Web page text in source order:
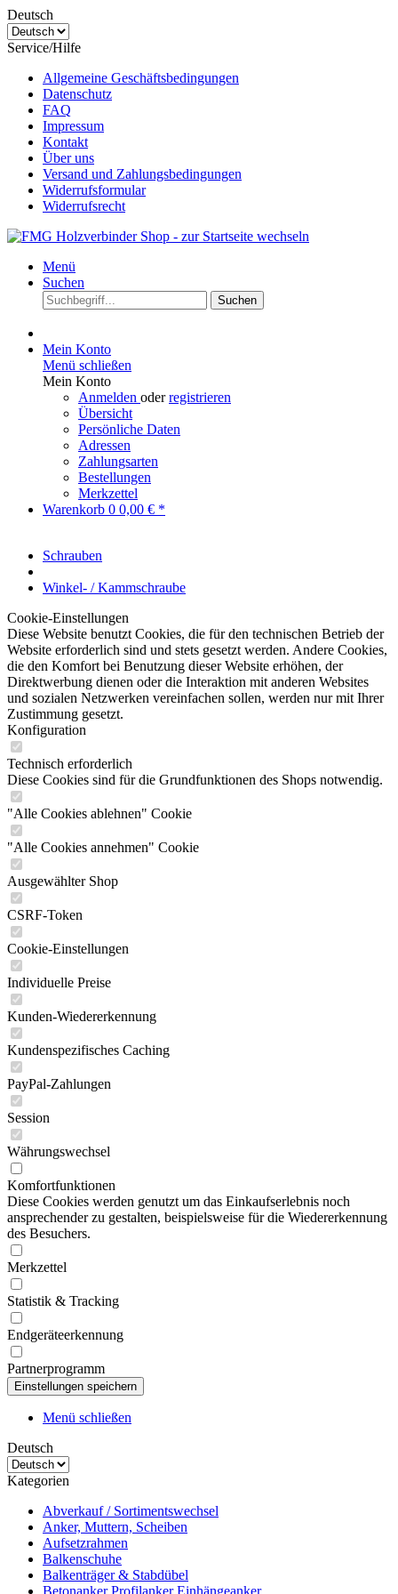
Deutsch
Service/Hilfe
Allgemeine Geschäftsbedingungen
Datenschutz
FAQ
Impressum
Kontakt
Über uns
Versand und Zahlungsbedingungen
Widerrufsformular
Widerrufsrecht
Menü
Suchen
Suchen
Mein Konto
Menü schließen
Mein Konto
Anmelden oderregistrieren
Übersicht
Persönliche Daten
Adressen
Zahlungsarten
Bestellungen
Merkzettel
Warenkorb 0 0,00 € *
Schrauben
Winkel- / Kammschraube
Cookie-Einstellungen
Diese Website benutzt Cookies, die für den technischen Betrieb der
Website erforderlich sind und stets gesetzt werden. Andere Cookies,
die den Komfort bei Benutzung dieser Website erhöhen, der
Direktwerbung dienen oder die Interaktion mit anderen Websites
und sozialen Netzwerken vereinfachen sollen, werden nur mit Ihrer
Zustimmung gesetzt.
Konfiguration
Technisch erforderlich
Diese Cookies sind für die Grundfunktionen des Shops notwendig.
"Alle Cookies ablehnen" Cookie
"Alle Cookies annehmen" Cookie
Ausgewählter Shop
CSRF-Token
Cookie-Einstellungen
Individuelle Preise
Kunden-Wiedererkennung
Kundenspezifisches Caching
PayPal-Zahlungen
Session
Währungswechsel
Komfortfunktionen
Diese Cookies werden genutzt um das Einkaufserlebnis noch
ansprechender zu gestalten, beispielsweise für die Wiedererkennung
des Besuchers.
Merkzettel
Statistik & Tracking
Endgeräteerkennung
Partnerprogramm
Menü schließen
Deutsch
Kategorien
Abverkauf / Sortimentswechsel
Anker, Muttern, Scheiben
Aufsetzrahmen
Balkenschuhe
Balkenträger & Stabdübel
Betonanker Profilanker Einhängeanker